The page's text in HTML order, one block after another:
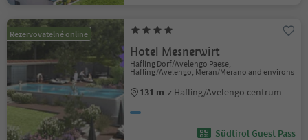
Rezervovatelné online
Hotel Mesnerwirt
Hafling Dorf/Avelengo Paese,
Hafling/Avelengo, Meran/Merano and environs
131 m z Hafling/Avelengo centrum
Südtirol Guest Pass